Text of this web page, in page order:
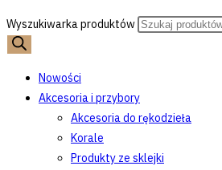
Wyszukiwarka produktów
Nowości
Akcesoria i przybory
Akcesoria do rękodzieła
Korale
Produkty ze sklejki